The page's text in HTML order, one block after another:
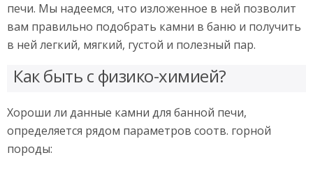
печи. Мы надеемся, что изложенное в ней позволит
вам правильно подобрать камни в баню и получить
в ней легкий, мягкий, густой и полезный пар.
Как быть с физико-химией?
Хороши ли данные камни для банной печи,
определяется рядом параметров соотв. горной
породы: